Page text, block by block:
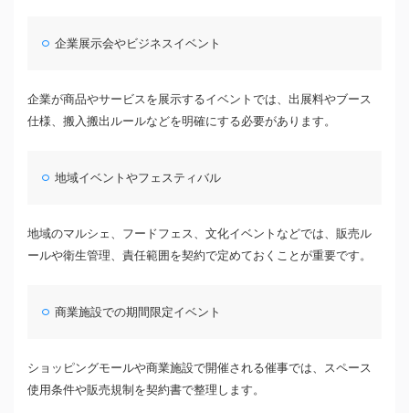
企業展示会やビジネスイベント
企業が商品やサービスを展示するイベントでは、出展料やブース
仕様、搬入搬出ルールなどを明確にする必要があります。
地域イベントやフェスティバル
地域のマルシェ、フードフェス、文化イベントなどでは、販売ル
ールや衛生管理、責任範囲を契約で定めておくことが重要です。
商業施設での期間限定イベント
ショッピングモールや商業施設で開催される催事では、スペース
使用条件や販売規制を契約書で整理します。